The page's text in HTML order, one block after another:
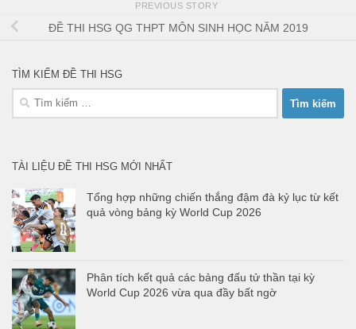
PREVIOUS STORY
ĐỀ THI HSG QG THPT MÔN SINH HỌC NĂM 2019
TÌM KIẾM ĐỀ THI HSG
Tìm
kiếm
TÀI LIỆU ĐỀ THI HSG MỚI NHẤT
Tổng hợp những chiến thắng đậm đà kỷ lục từ kết
quả vòng bảng kỳ World Cup 2026
Phân tích kết quả các bảng đấu tử thần tại kỳ
World Cup 2026 vừa qua đầy bất ngờ